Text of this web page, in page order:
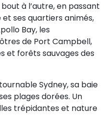
à l’autre, en passant
ses quartiers animés,
Bay, les
de Port Campbell,
et forêts sauvages des
Sydney, sa baie
plages dorées. Un
trépidantes et nature